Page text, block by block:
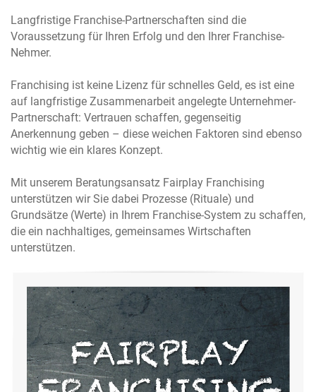
Langfristige Franchise-Partnerschaften sind die
Voraussetzung für Ihren Erfolg und den Ihrer Franchise-
Nehmer.
Franchising ist keine Lizenz für schnelles Geld, es ist eine
auf langfristige Zusammenarbeit angelegte Unternehmer-
Partnerschaft: Vertrauen schaffen, gegenseitig
Anerkennung geben – diese weichen Faktoren sind ebenso
wichtig wie ein klares Konzept.
Mit unserem Beratungsansatz Fairplay Franchising
unterstützen wir Sie dabei Prozesse (Rituale) und
Grundsätze (Werte) in Ihrem Franchise-System zu schaffen,
die ein nachhaltiges, gemeinsames Wirtschaften
unterstützen.